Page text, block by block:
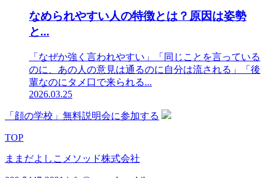
なめられやすい人の特徴とは？原因は姿勢
と...
「なぜか強く言われやすい」「同じことを言っている
のに、あの人の意見は通るのに自分は流される」「後
輩なのにタメ口で来られる...
2026.03.25
「顔の学校」無料説明会に参加する
TOP
ままだよしこメソッド株式会社